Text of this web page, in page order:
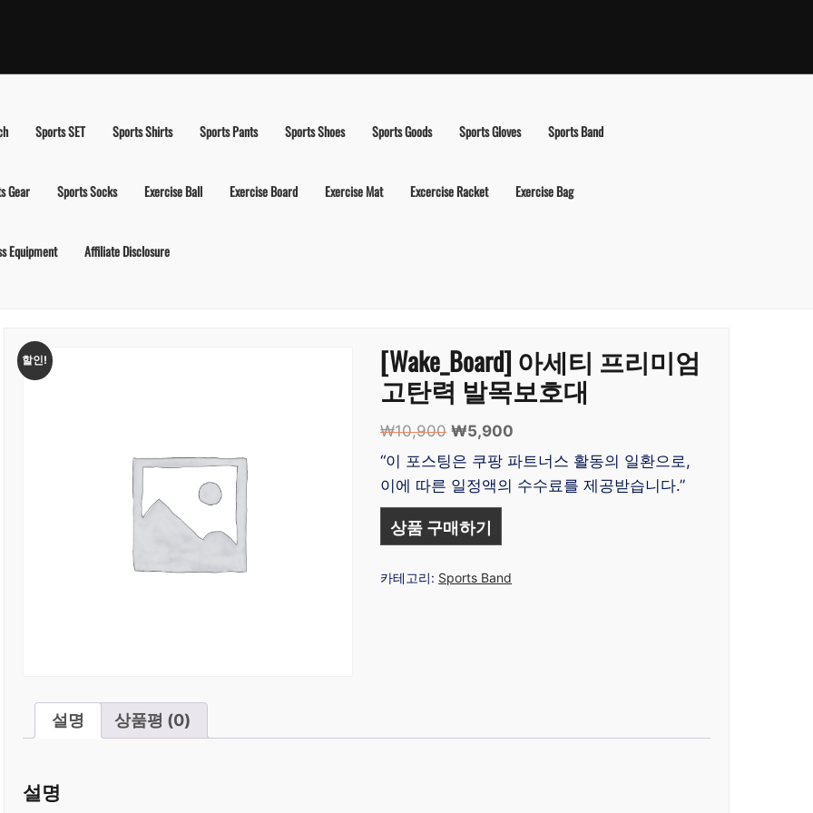
Sports SET Sports Shirts Sports Pants Sports Shoes Sports Goods Sports Gloves Sports Band
Gear Sports Socks Exercise Ball Exercise Board Exercise Mat Excercise Racket Exercise Bag
Equipment Affiliate Disclosure
할인! [Wake_Board] 아세티 프리미엄
고탄력 발목보호대
₩10,900 원
래
가
격:
₩10,900.
₩5,900
재
가
격:
“이 포스팅은 쿠팡 파트너스 활동의 일환으로,
이에 따른 일정액의 수수료를 제공받습니다.”
상품 구매하기
카테고리: Sports Band
설명 상품평 (0)
설명